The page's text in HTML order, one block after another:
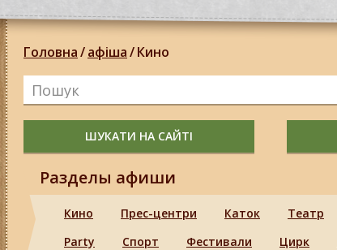
Головна/афіша/Кино
ШУКАТИ НА САЙТІ
Разделы афиши
Кино Прес-центри Каток Театр
Party
Спорт Фестивали Цирк